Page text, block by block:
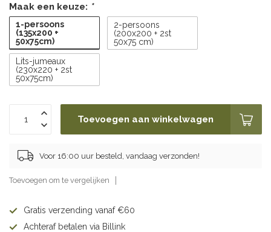
Maak een keuze: *
1-persoons
(135x200 +
50x75cm)
2-persoons
(200x200 + 2st
50x75 cm)
Lits-jumeaux
(230x220 + 2st
50x75cm)
Toevoegen aan winkelwagen
Voor 16:00 uur besteld, vandaag verzonden!
Toevoegen om te vergelijken
Gratis verzending vanaf €60
Achteraf betalen via Billink